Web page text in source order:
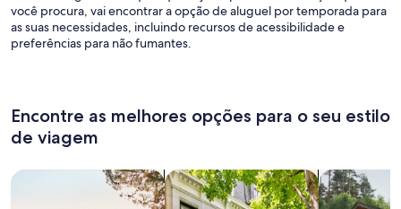
você procura, vai encontrar a opção de aluguel por temporada para
as suas necessidades, incluindo recursos de acessibilidade e
preferências para não fumantes.
Encontre as melhores opções para o seu estilo
de viagem
Busque casas Busque apartamentos buscar